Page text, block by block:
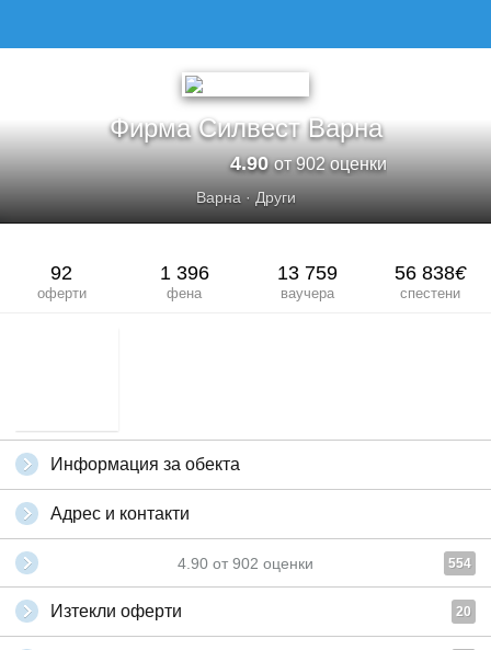
Фирма Силвест Варна
4.90от 902 оценки
Варна· Други
92
оферти
1 396
фена
13 759
ваучера
56 838€
спестени
Информация за обекта
Адрес и контакти
4.90 от 902 оценки 554
Изтекли оферти 20